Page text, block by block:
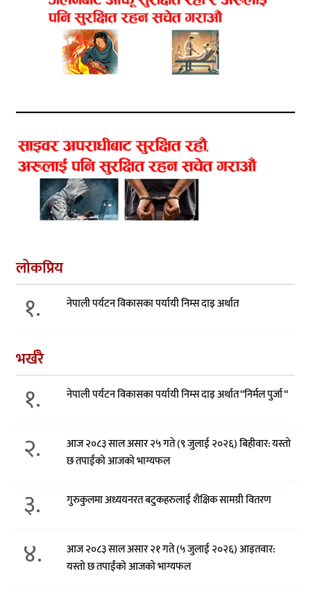
लोकप्रिय
१. नेपाली पर्यटन विकासका पर्यायी निम्स दाइ अर्थात
भर्खरै
१. नेपाली पर्यटन विकासका पर्यायी निम्स दाइ अर्थात “निर्मल पुर्जा “
२.
आज २०८३ साल असार २५ गते (९ जुलाई २०२६) बिहीवार: यस्तो
छ तपाईंको आजको भाग्यफल
३. गुरुकुलमा अध्ययनरत बटुकहरुलाई शैक्षिक सामग्री वितरण
४.
आज २०८३ साल असार २१ गते (५ जुलाई २०२६) आइतवार:
यस्तो छ तपाईंको आजको भाग्यफल